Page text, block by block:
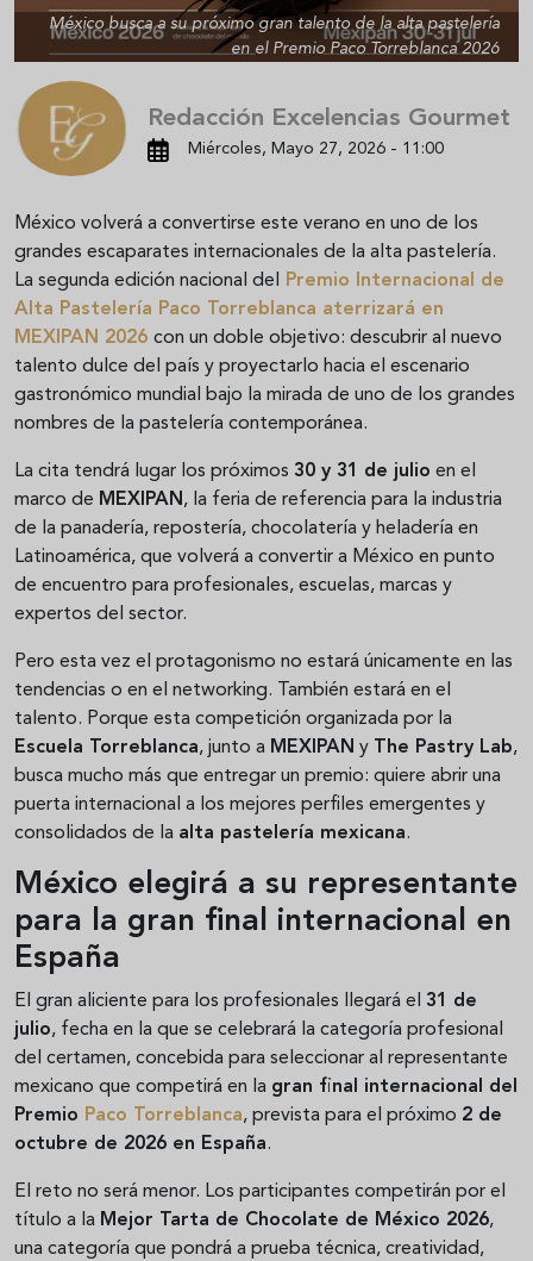
México busca a su próximo gran talento de la alta pastelería
en el Premio Paco Torreblanca 2026
Redacción Excelencias Gourmet
Miércoles, Mayo 27, 2026 - 11:00
México volverá a convertirse este verano en uno de los
grandes escaparates internacionales de la alta pastelería.
La segunda edición nacional del Premio Internacional de
Alta Pastelería Paco Torreblanca aterrizará en
MEXIPAN 2026 con un doble objetivo: descubrir al nuevo
talento dulce del país y proyectarlo hacia el escenario
gastronómico mundial bajo la mirada de uno de los grandes
nombres de la pastelería contemporánea.
La cita tendrá lugar los próximos 30 y 31 de julio en el
marco de MEXIPAN, la feria de referencia para la industria
de la panadería, repostería, chocolatería y heladería en
Latinoamérica, que volverá a convertir a México en punto
de encuentro para profesionales, escuelas, marcas y
expertos del sector.
Pero esta vez el protagonismo no estará únicamente en las
tendencias o en el networking. También estará en el
talento. Porque esta competición organizada por la
Escuela Torreblanca, junto a MEXIPAN y The Pastry Lab,
busca mucho más que entregar un premio: quiere abrir una
puerta internacional a los mejores perfiles emergentes y
consolidados de la alta pastelería mexicana.
México elegirá a su representante
para la gran final internacional en
España
El gran aliciente para los profesionales llegará el 31 de
julio, fecha en la que se celebrará la categoría profesional
del certamen, concebida para seleccionar al representante
mexicano que competirá en la gran final internacional del
Premio Paco Torreblanca, prevista para el próximo 2 de
octubre de 2026 en España.
El reto no será menor. Los participantes competirán por el
título a la Mejor Tarta de Chocolate de México 2026,
una categoría que pondrá a prueba técnica, creatividad,